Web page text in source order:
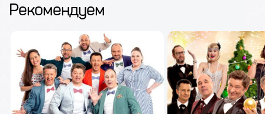
Рекомендуем